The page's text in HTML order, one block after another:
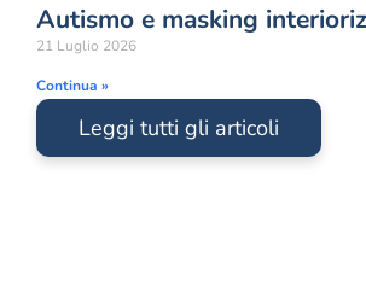
Autismo e masking
21 Luglio 2026
Continua »
Leggi tutti gli articoli